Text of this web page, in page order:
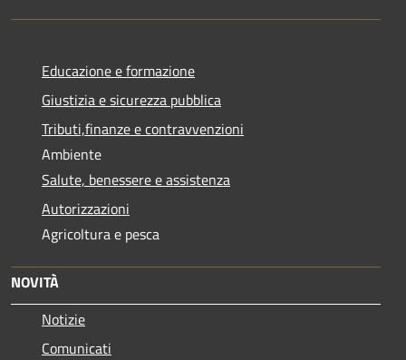
Educazione e formazione
Giustizia e sicurezza pubblica
Tributi,finanze e contravvenzioni
Ambiente
Salute, benessere e assistenza
Autorizzazioni
Agricoltura e pesca
NOVITÀ
Notizie
Comunicati